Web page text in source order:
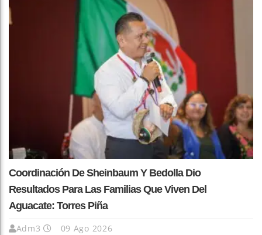
Coordinación De Sheinbaum Y Bedolla Dio
Resultados Para Las Familias Que Viven Del
Aguacate: Torres Piña
Adm3 09 Ago 2026